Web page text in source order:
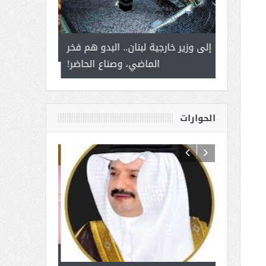
سلمان بن
إلى وزير خارجية لبنان.. البدو هم فخر
الماضي، وصناع الحاضر!
يحمل
من عشق
القيادة
الحوارات
آل شرمه: